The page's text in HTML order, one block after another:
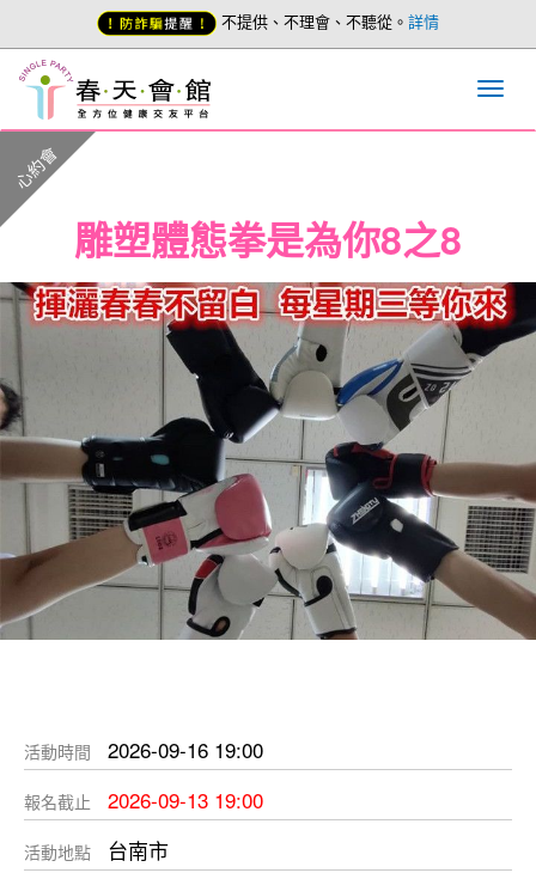
不提供、不理會、不聽從。 詳情
雕塑體態拳是為你8之8
心約會
活動時間 2026-09-16 19:00
報名截止 2026-09-13 19:00
活動地點 台南市